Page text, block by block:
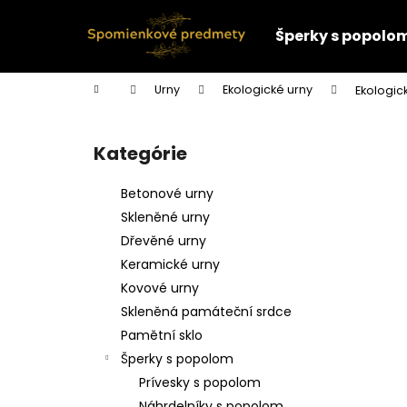
Šperky s
Domov Urny Ekologické urny
Preskočiť
kategórie
Kategórie
Betonové urny
Skleněné urny
Dřevěné urny
Keramické urny
Kovové urny
Skleněná památeční srdce
Pamětní sklo
Šperky s popolom
Prívesky s popolom
í
Späť
do
Späť
do